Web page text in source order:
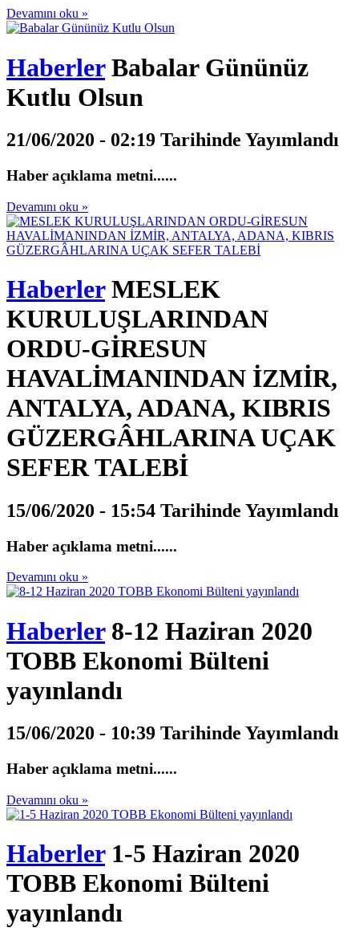
Devamını oku »
HaberlerBabalar Gününüz
Kutlu Olsun
21/06/2020 - 02:19 Tarihinde Yayımlandı
Haber açıklama metni......
Devamını oku »
HaberlerMESLEK
KURULUŞLARINDAN
ORDU-GİRESUN
HAVALİMANINDAN İZMİR,
ANTALYA, ADANA, KIBRIS
GÜZERGÂHLARINA UÇAK
SEFER TALEBİ
15/06/2020 - 15:54 Tarihinde Yayımlandı
Haber açıklama metni......
Devamını oku »
Haberler8-12 Haziran 2020
TOBB Ekonomi Bülteni
yayınlandı
15/06/2020 - 10:39 Tarihinde Yayımlandı
Haber açıklama metni......
Devamını oku »
Haberler1-5 Haziran 2020
TOBB Ekonomi Bülteni
yayınlandı